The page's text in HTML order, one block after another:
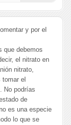
y por el
que debemos
el nitrato en
nitrato,
el
No podrías
de
es una especie
lo que se